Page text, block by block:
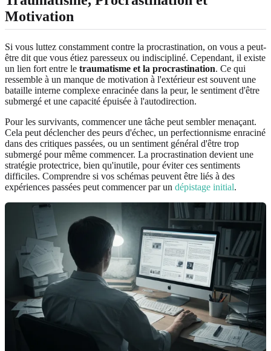
Motivation
Si vous luttez constamment contre la procrastination, on vous a peut-
être dit que vous étiez paresseux ou indiscipliné. Cependant, il existe
un lien fort entre le traumatisme et la procrastination. Ce qui
ressemble à un manque de motivation à l'extérieur est souvent une
bataille interne complexe enracinée dans la peur, le sentiment d'être
submergé et une capacité épuisée à l'autodirection.
Pour les survivants, commencer une tâche peut sembler menaçant.
Cela peut déclencher des peurs d'échec, un perfectionnisme enraciné
dans des critiques passées, ou un sentiment général d'être trop
submergé pour même commencer. La procrastination devient une
stratégie protectrice, bien qu'inutile, pour éviter ces sentiments
difficiles. Comprendre si vos schémas peuvent être liés à des
expériences passées peut commencer par un dépistage initial.